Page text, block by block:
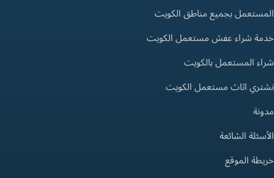
المستعمل بجميع مناطق الكويت
خدمة شراء عفش مستعمل الكويت
شراء المستعمل بالكويت
نشتري اثاث مستعمل الكويت
مدونة
الأسئلة الشائعة
خريطة الموقع